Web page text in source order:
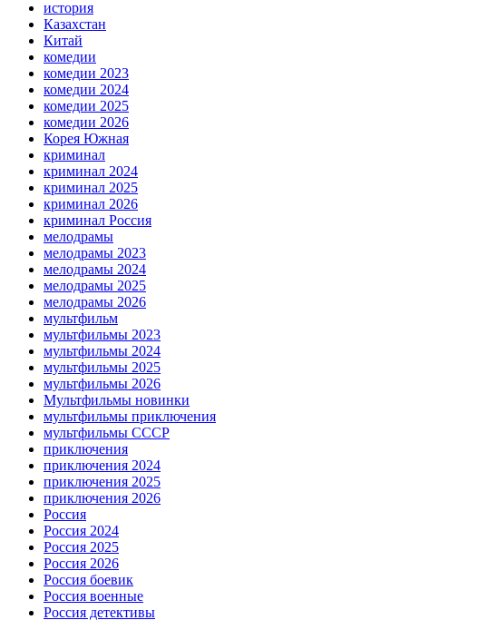
история
Казахстан
Китай
комедии
комедии 2023
комедии 2024
комедии 2025
комедии 2026
Корея Южная
криминал
криминал 2024
криминал 2025
криминал 2026
криминал Россия
мелодрамы
мелодрамы 2023
мелодрамы 2024
мелодрамы 2025
мелодрамы 2026
мультфильм
мультфильмы 2023
мультфильмы 2024
мультфильмы 2025
мультфильмы 2026
Мультфильмы новинки
мультфильмы приключения
мультфильмы СССР
приключения
приключения 2024
приключения 2025
приключения 2026
Россия
Россия 2024
Россия 2025
Россия 2026
Россия боевик
Россия военные
Россия детективы